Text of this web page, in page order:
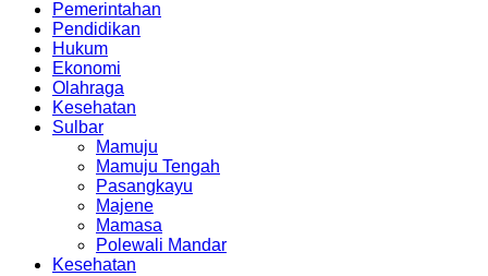
Pemerintahan
Pendidikan
Hukum
Ekonomi
Olahraga
Kesehatan
Sulbar
Mamuju
Mamuju Tengah
Pasangkayu
Majene
Mamasa
Polewali Mandar
Kesehatan